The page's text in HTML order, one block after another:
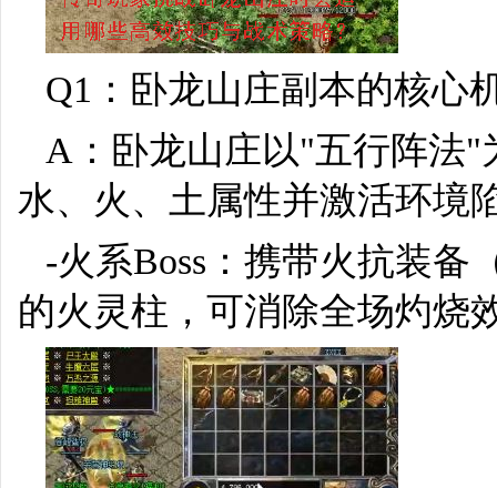
Q1：卧龙山庄副本的核心
A：卧龙山庄以"五行阵法"
水、火、土属性并激活环境
-火系Boss：携带火抗装备
的火灵柱，可消除全场灼烧